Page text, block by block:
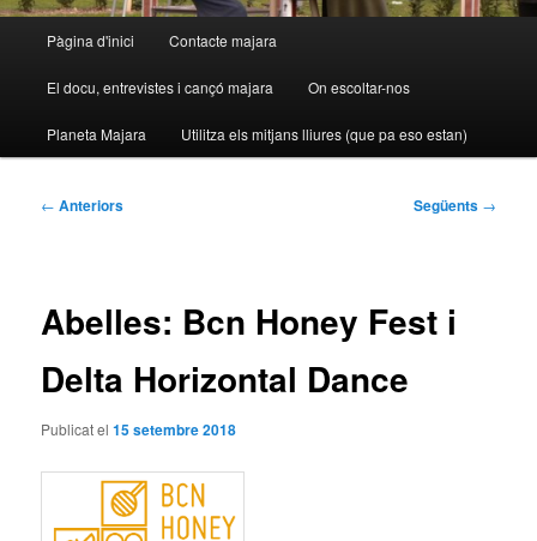
principal
Pàgina d'inici Contacte majara
El docu, entrevistes i cançó majara On escoltar-nos
Planeta Majara Utilitza els mitjans lliures (que pa eso estan)
Navegació
← Anteriors Següents →
Abelles: Bcn Honey Fest i
Delta Horizontal Dance
Publicat el15 setembre 2018